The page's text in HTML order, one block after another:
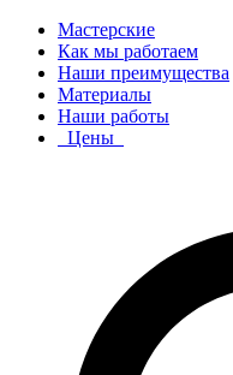
Мастерские
Как мы работаем
Наши преимущества
Материалы
Наши работы
Цены